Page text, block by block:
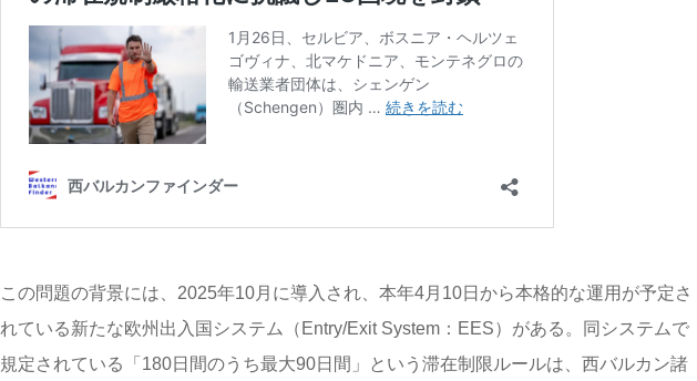
この問題の背景には、2025年10月に導入され、本年4月10日から本格的な運用が予定さ
れている新たな欧州出入国システム（Entry/Exit System：EES）がある。同システムで
規定されている「180日間のうち最大90日間」という滞在制限ルールは、西バルカン諸